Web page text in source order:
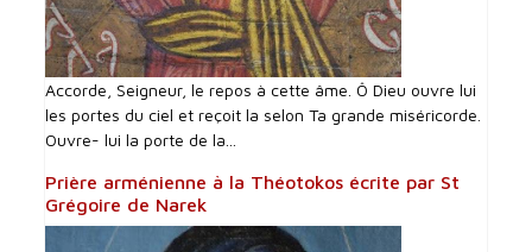
Accorde, Seigneur, le repos à cette âme. Ô Dieu ouvre lui
les portes du ciel et reçoit la selon Ta grande miséricorde.
Ouvre- lui la porte de la...
Prière arménienne à la Théotokos écrite par St
Grégoire de Narek